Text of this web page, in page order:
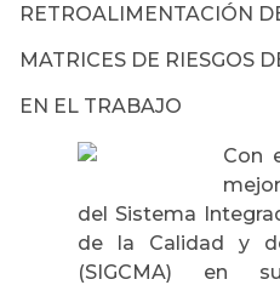
RETROALIMENTACIÓN
MATRICES DE RIESGOS
EN EL TRABAJO
Con
del Sistema
de la Calidad y
(SIGCMA) en